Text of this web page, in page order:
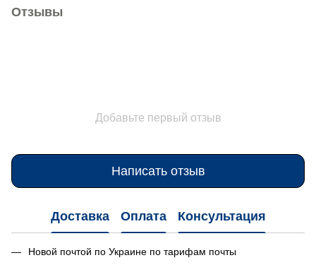
Отзывы
Добавьте первый отзыв
Написать отзыв
Доставка Оплата Консультация
Новой почтой по Украине по тарифам почты